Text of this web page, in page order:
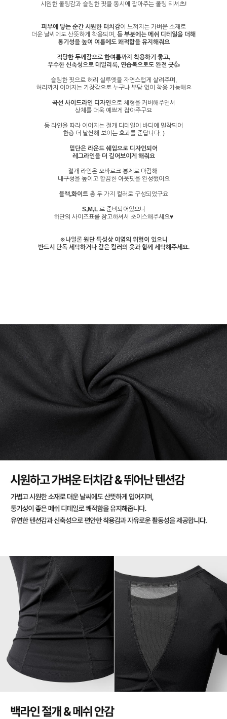
시원한 쿨링감과 슬림한 핏을 동시에 잡아주는 쿨링 티셔츠!
피부에 닿는 순간 시원한 터치감이 느껴지는 가벼운 소재로
더운 날씨에도 산뜻하게 착용되며, 등 부분에는 메쉬 디테일을 더해
통기성을 높여 여름에도 쾌적함을 유지해줘요
적당한 두께감으로 한여름까지 착용하기 좋고,
우수한 신축성으로 데일리룩, 연습복으로도 완전 굿👍
슬림한 핏으로 허리 실루엣을 자연스럽게 살려주며,
허리까지 이어지는 기장감으로 누구나 부담 없이 착용 가능해요
곡선 사이드라인 디자인으로 체형을 커버해주면서
상체를 더욱 예쁘게 잡아주구요
등 라인을 따라 이어지는 절개 디테일이 바디에 밀착되어
한층 더 날씬해 보이는 효과를 준답니다: )
밑단은 라운드 쉐입으로 디자인되어
레그라인을 더 길어보이게 해줘요
절개 라인은 오바로크 봉제로 마감해
내구성을 높이고 깔끔한 아웃핏을 완성했어요
블랙,화이트 총 두 가지 컬러로 구성되었구요
S,M,L로 준비되어있으니
하단의 사이즈표를 참고하셔서 초이스해주세요♥
※나일론 원단 특성상 이염의 위험이 있으니
반드시 단독 세탁하거나 같은 컬러의 옷과 함께 세탁해주세요.